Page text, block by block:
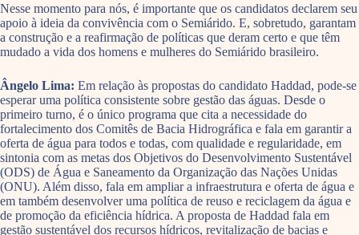
Nesse momento para nós, é importante que os candidatos declarem seu
apoio à ideia da convivência com o Semiárido. E, sobretudo, garantam
a construção e a reafirmação de políticas que deram certo e que têm
mudado a vida dos homens e mulheres do Semiárido brasileiro.
Ângelo Lima: Em relação às propostas do candidato Haddad, pode-se
esperar uma política consistente sobre gestão das águas. Desde o
primeiro turno, é o único programa que cita a necessidade do
fortalecimento dos Comitês de Bacia Hidrográfica e fala em garantir a
oferta de água para todos e todas, com qualidade e regularidade, em
sintonia com as metas dos Objetivos do Desenvolvimento Sustentável
(ODS) de Água e Saneamento da Organização das Nações Unidas
(ONU). Além disso, fala em ampliar a infraestrutura e oferta de água e
em também desenvolver uma política de reuso e reciclagem da água e
de promoção da eficiência hídrica. A proposta de Haddad fala em
gestão sustentável dos recursos hídricos, revitalização de bacias e